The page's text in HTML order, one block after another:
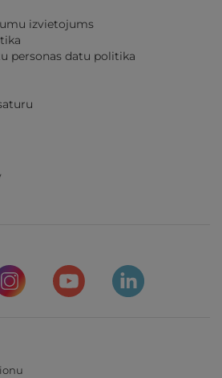
izvietojums
personas datu politika